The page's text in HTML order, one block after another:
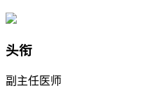
头衔
副主任医师